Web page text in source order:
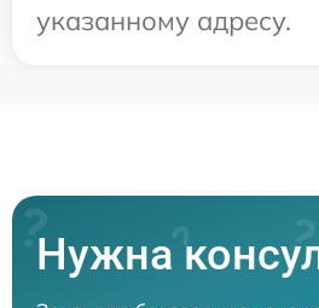
указанному адресу.
Нужна